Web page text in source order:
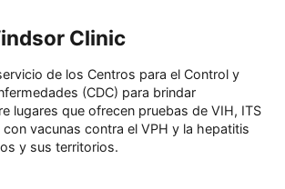
Clinic
de los Centros para el Control y
(CDC) para brindar
lugares que ofrecen pruebas de VIH, ITS
vacunas contra el VPH y la hepatitis
y sus territorios.